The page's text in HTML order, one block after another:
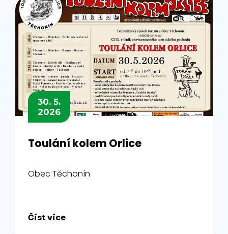
30. 5.
2026
Toulání kolem Orlice
Obec Těchonín
Číst více